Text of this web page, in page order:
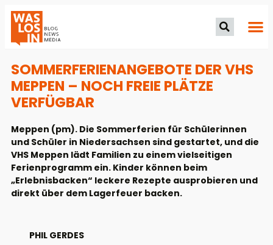
SOMMERFERIENANGEBOTE DER VHS
MEPPEN – NOCH FREIE PLÄTZE
VERFÜGBAR
Meppen (pm). Die Sommerferien für Schülerinnen
und Schüler in Niedersachsen sind gestartet, und die
VHS Meppen lädt Familien zu einem vielseitigen
Ferienprogramm ein. Kinder können beim
„Erlebnisbacken“ leckere Rezepte ausprobieren und
direkt über dem Lagerfeuer backen.
PHIL GERDES